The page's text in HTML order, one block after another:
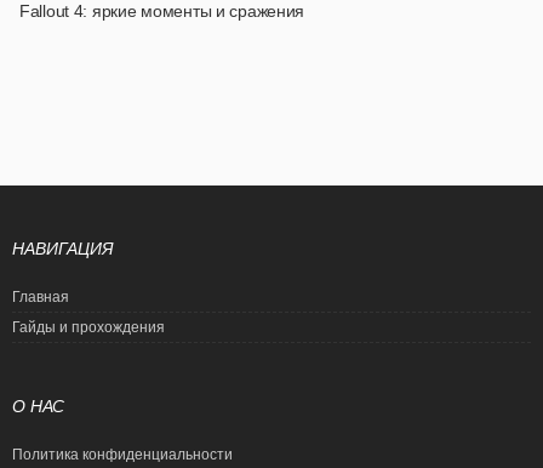
Fallout 4: яркие моменты и сражения
НАВИГАЦИЯ
Главная
Гайды и прохождения
О НАС
Политика конфиденциальности